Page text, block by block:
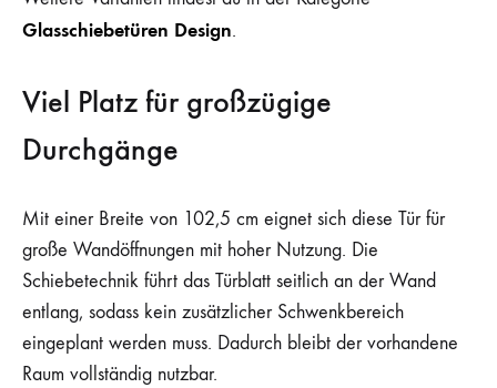
Glasschiebetüren Design.
Viel Platz für großzügige
Durchgänge
Mit einer Breite von 102,5 cm eignet sich diese Tür für
große Wandöffnungen mit hoher Nutzung. Die
Schiebetechnik führt das Türblatt seitlich an der Wand
entlang, sodass kein zusätzlicher Schwenkbereich
eingeplant werden muss. Dadurch bleibt der vorhandene
Raum vollständig nutzbar.